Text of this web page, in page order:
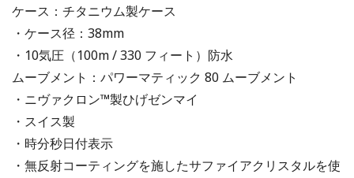
ケース：チタニウム製ケース
・ケース径：38mm
・10気圧（100m / 330 フィート）防水
ムーブメント：パワーマティック 80 ムーブメント
・ニヴァクロン™製ひげゼンマイ
・スイス製
・時分秒日付表示
・無反射コーティングを施したサファイアクリスタルを使